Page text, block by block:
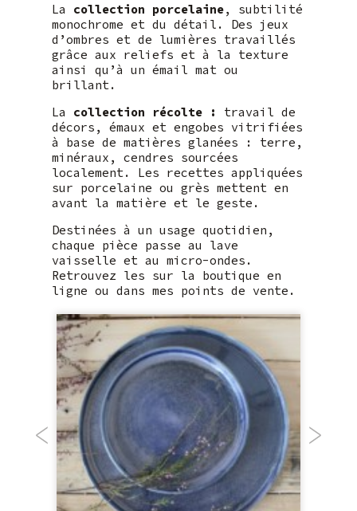
La collection porcelaine, subtilité
monochrome et du détail. Des jeux
d’ombres et de lumières travaillés
grâce aux reliefs et à la texture
ainsi qu’à un émail mat ou
brillant.
La collection récolte : travail de
décors, émaux et engobes vitrifiées
à base de matières glanées : terre,
minéraux, cendres sourcées
localement. Les recettes appliquées
sur porcelaine ou grès mettent en
avant la matière et le geste.
Destinées à un usage quotidien,
chaque pièce passe au lave
vaisselle et au micro-ondes.
Retrouvez les sur la boutique en
ligne ou dans mes points de vente.